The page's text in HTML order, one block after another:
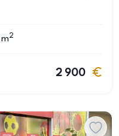
m2
2 900